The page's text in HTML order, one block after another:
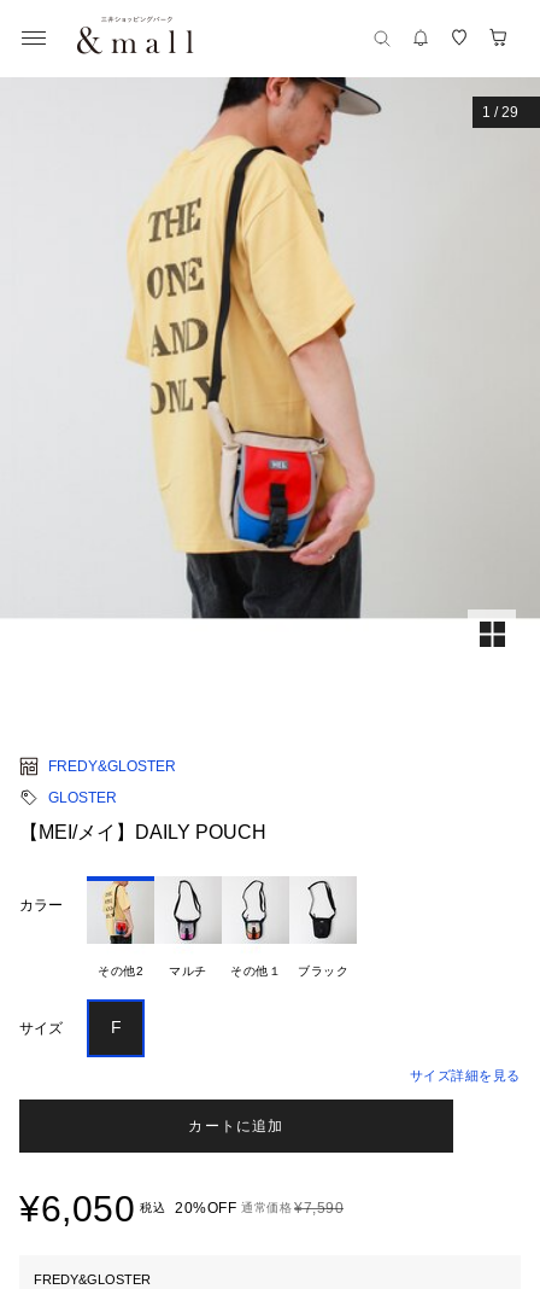
1 /29
FREDY&GLOSTER
GLOSTER
【MEI/メイ】DAILY POUCH
カラー
その他2 マルチ その他１ ブラック
サイズ F
サイズ詳細を見る
カートに追加
¥6,050 税込 20%OFF 通常価格¥7,590
FREDY&GLOSTER